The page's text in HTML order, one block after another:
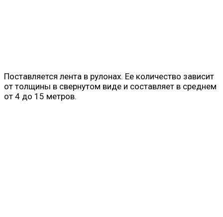
Поставляется лента в рулонах. Ее количество зависит
от толщины в свернутом виде и составляет в среднем
от 4 до 15 метров.